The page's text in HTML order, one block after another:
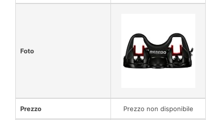
Foto
Prezzo Prezzo non disponibile